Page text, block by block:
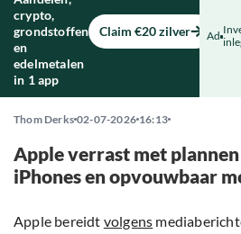
crypto,
grondstoffen
en
edelmetalen
in 1 app
Claim €20 zilver Ad
Thom Derks 02-07-2026 16:13
Apple verrast met
iPhones en opvouwbaar
Apple bereidt volgens